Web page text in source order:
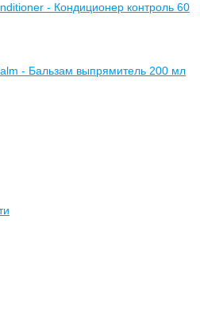
- Кондиционер контроль 60
- Бальзам выпрямитель 200 мл